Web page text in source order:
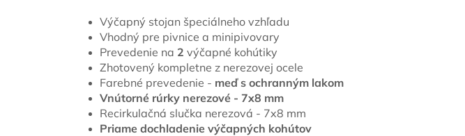
Výčapný stojan špeciálneho vzhľadu
Vhodný pre pivnice a minipivovary
Prevedenie na 2 výčapné kohútiky
Zhotovený kompletne z nerezovej ocele
Farebné prevedenie - meď s ochranným lakom
Vnútorné rúrky nerezové - 7x8 mm
Recirkulačná slučka nerezová - 7x8 mm
Priame dochladenie výčapných kohútov